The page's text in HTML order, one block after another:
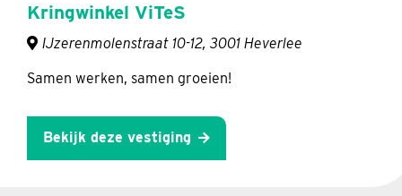
Kringwinkel ViTeS
IJzerenmolenstraat 10-12, 3001 Heverlee
Samen werken, samen groeien!
Bekijk deze vestiging